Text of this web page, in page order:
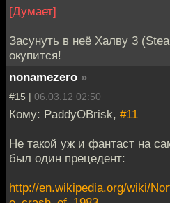
[Думает]
Засунуть в неё Халву 3
окупится!
nonamezero »
#15 | 06.03.12 02:50
Кому: PaddyOBrisk, #11
Не такой уж и фантаст на
был один прецедент:
http://en.wikipedia.org/wiki/